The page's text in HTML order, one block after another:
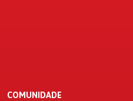
COMUNIDADE